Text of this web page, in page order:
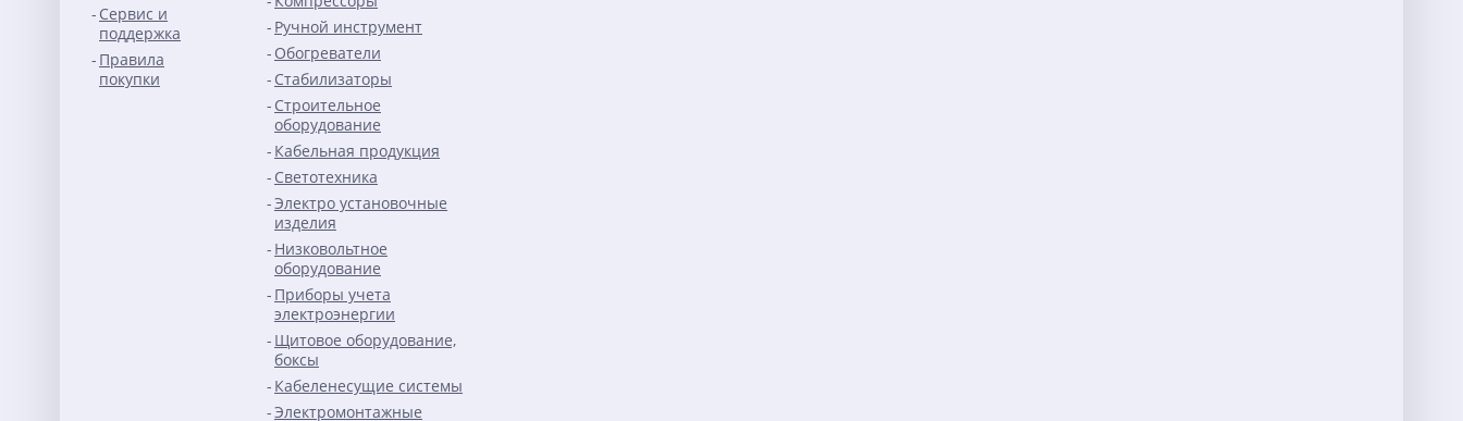
Сервис и
поддержка
Правила
покупки
Ручной инструмент
Обогреватели
Стабилизаторы
Строительное
оборудование
Кабельная продукция
Светотехника
Электро установочные
изделия
Низковольтное
оборудование
Приборы учета
электроэнергии
Щитовое оборудование,
боксы
Кабеленесущие системы
Электромонтажные